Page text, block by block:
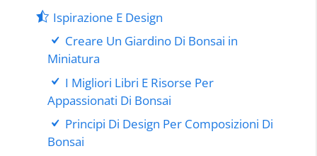
Ispirazione E Design
Creare Un Giardino Di Bonsai in
Miniatura
I Migliori Libri E Risorse Per
Appassionati Di Bonsai
Principi Di Design Per Composizioni Di
Bonsai